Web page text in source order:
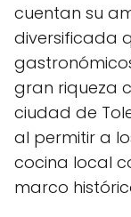
cuentan su
diversificada
gran riqueza
ciudad de
al permitir a
cocina local
marco